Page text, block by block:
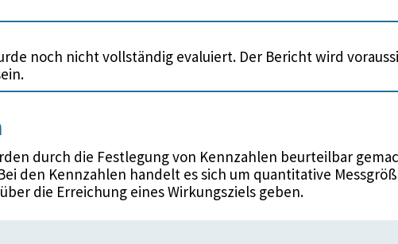
noch nicht vollständig evaluiert. Der Bericht wird
durch die Festlegung von Kennzahlen beurteilbar
den Kennzahlen handelt es sich um quantitative
die Erreichung eines Wirkungsziels geben.